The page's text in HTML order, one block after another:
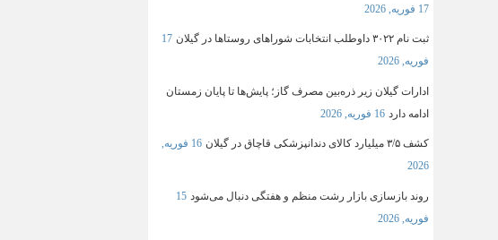
17 فوریه, 2026
ثبت‌ نام ۳۰۲۲ داوطلب انتخابات شوراهای روستاها در گیلان
17
فوریه, 2026
ادارات گیلان زیر ذره‌بین مصرف گاز؛ پایش‌ها تا پایان زمستان
ادامه دارد 16 فوریه, 2026
کشف ۳/۵ میلیارد کالای دندانپزشکی قاچاق در گیلان
16 فوریه,
2026
روند بازسازی بازار رشت منظم و هفتگی دنبال می‌شود 15
فوریه, 2026